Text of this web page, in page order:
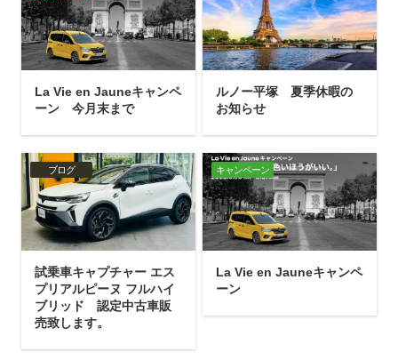
La Vie en Jauneキャンペ
ーン 今月末まで
ルノー平塚 夏季休暇の
お知らせ
ブログ
試乗車キャプチャー エス
プリアルピーヌ フルハイ
ブリッド 認定中古車販
売致します。
キャンペーン
La Vie en Jauneキャンペ
ーン